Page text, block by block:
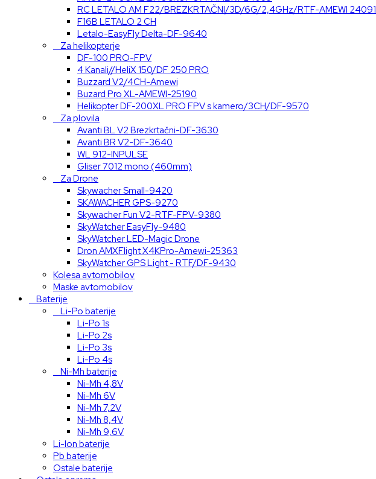
RC LETALO AM F22/BREZKRTAČNI/3D/6G/2,4GHz/RTF-AMEWI 24091
F16B LETALO 2 CH
Letalo-EasyFly Delta-DF-9640
Za helikopterje
DF-100 PRO-FPV
4 Kanali//HeliX 150/DF 250 PRO
Buzzard V2/4CH-Amewi
Buzard Pro XL-AMEWI-25190
Helikopter DF-200XL PRO FPV s kamero/3CH/DF-9570
Za plovila
Avanti BL V2 Brezkrtačni-DF-3630
Avanti BR V2-DF-3640
WL 912-INPULSE
Gliser 7012 mono (460mm)
Za Drone
Skywacher Small-9420
SKAWACHER GPS-9270
Skywacher Fun V2-RTF-FPV-9380
SkyWatcher EasyFly-9480
SkyWatcher LED-Magic Drone
Dron AMXFlight X4KPro-Amewi-25363
SkyWatcher GPS Light - RTF/DF-9430
Kolesa avtomobilov
Maske avtomobilov
Baterije
Li-Po baterije
Li-Po 1s
Li-Po 2s
Li-Po 3s
Li-Po 4s
Ni-Mh baterije
Ni-Mh 4,8V
Ni-Mh 6V
Ni-Mh 7,2V
Ni-Mh 8,4V
Ni-Mh 9,6V
Li-Ion baterije
Pb baterije
Ostale baterije